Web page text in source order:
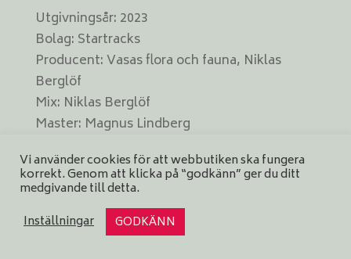
Utgivningsår: 2023
Bolag: Startracks
Producent: Vasas flora och fauna, Niklas
Berglöf
Mix: Niklas Berglöf
Master: Magnus Lindberg
Format: digital
Vi använder cookies för att webbutiken ska fungera
korrekt. Genom att klicka på “godkänn” ger du ditt
medgivande till detta.
Inställningar
GODKÄNN